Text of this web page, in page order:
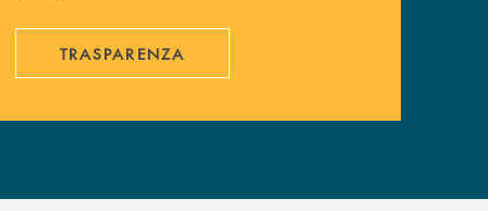
TRASPARENZA